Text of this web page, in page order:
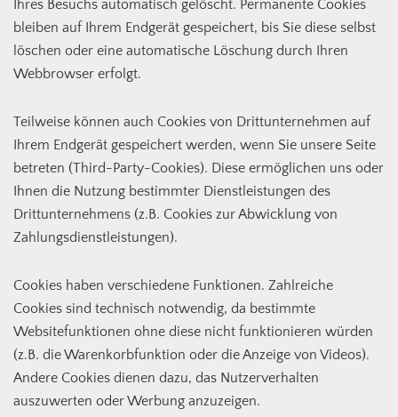
Ihres Besuchs automatisch gelöscht. Permanente Cookies
bleiben auf Ihrem Endgerät gespeichert, bis Sie diese selbst
löschen oder eine automatische Löschung durch Ihren
Webbrowser erfolgt.
Teilweise können auch Cookies von Drittunternehmen auf
Ihrem Endgerät gespeichert werden, wenn Sie unsere Seite
betreten (Third-Party-Cookies). Diese ermöglichen uns oder
Ihnen die Nutzung bestimmter Dienstleistungen des
Drittunternehmens (z.B. Cookies zur Abwicklung von
Zahlungsdienstleistungen).
Cookies haben verschiedene Funktionen. Zahlreiche
Cookies sind technisch notwendig, da bestimmte
Websitefunktionen ohne diese nicht funktionieren würden
(z.B. die Warenkorbfunktion oder die Anzeige von Videos).
Andere Cookies dienen dazu, das Nutzerverhalten
auszuwerten oder Werbung anzuzeigen.